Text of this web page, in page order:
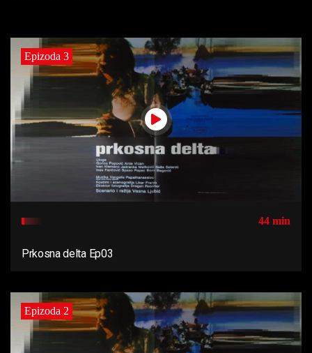
Epizoda 3
44 min
Prkosna delta Ep03
Epizoda 2